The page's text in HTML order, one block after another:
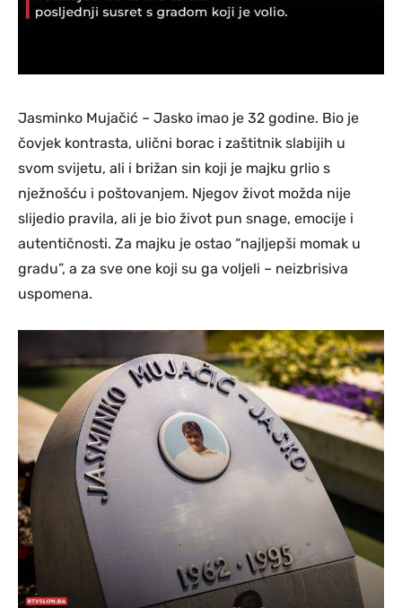
Jasminko Mujačić – Jasko imao je 32 godine. Bio je
čovjek kontrasta, ulični borac i zaštitnik slabijih u
svom svijetu, ali i brižan sin koji je majku grlio s
nježnošću i poštovanjem. Njegov život možda nije
slijedio pravila, ali je bio život pun snage, emocije i
autentičnosti. Za majku je ostao “najljepši momak u
gradu”, a za sve one koji su ga voljeli – neizbrisiva
uspomena.